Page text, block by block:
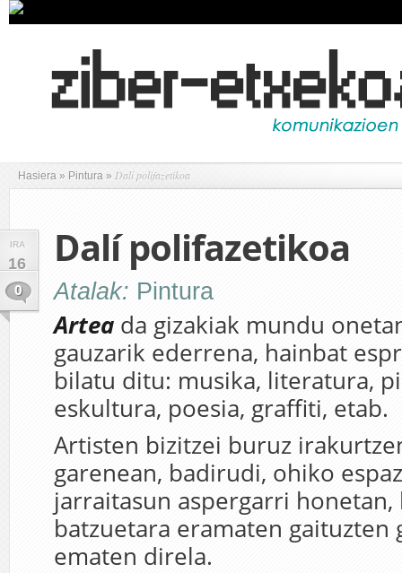
Hasiera » Pintura » Dalí polifazetikoa
IRA
16
0
Dalí polifazetikoa
Atalak: Pintura
Artea da gizakiak mundu
gauzarik ederrena, hainbat
bilatu ditu: musika, literatura,
eskultura, poesia, graffiti, etab.
Artisten bizitzei buruz
garenean, badirudi, ohiko
jarraitasun aspergarri
batzuetara eramaten gaituzten
ematen direla.